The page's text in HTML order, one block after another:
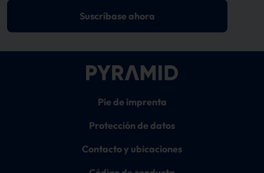
Suscríbase ahora
Pie de imprenta
Protección de datos
Contacto y ubicaciones